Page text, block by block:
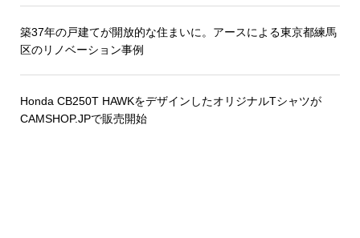
築37年の戸建てが開放的な住まいに。アースによる東京都練馬
区のリノベーション事例
Honda CB250T HAWKをデザインしたオリジナルTシャツが
CAMSHOP.JPで販売開始